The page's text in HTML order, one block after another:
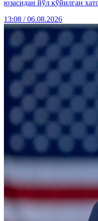
юзасидан йўл қўйилган
13:08 / 06.08.2026